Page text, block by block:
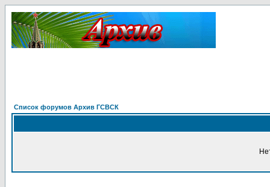
Список форумов Архив ГСВСК